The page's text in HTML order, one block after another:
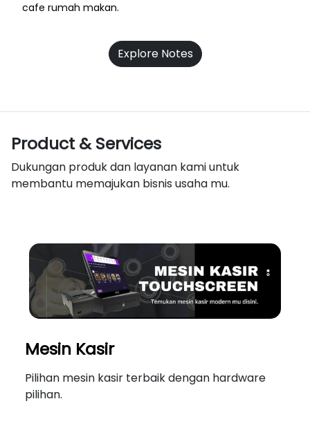
cafe rumah makan.
Explore Notes
Product & Services
Dukungan produk dan layanan kami untuk
membantu memajukan bisnis usaha mu.
Mesin Kasir
Pilihan mesin kasir terbaik dengan hardware
pilihan.